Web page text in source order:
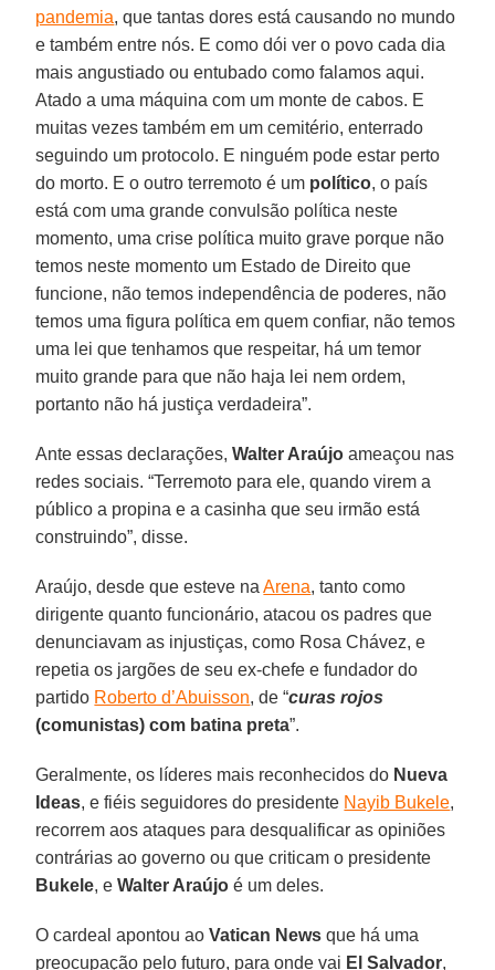
pandemia, que tantas dores está causando no mundo
e também entre nós. E como dói ver o povo cada dia
mais angustiado ou entubado como falamos aqui.
Atado a uma máquina com um monte de cabos. E
muitas vezes também em um cemitério, enterrado
seguindo um protocolo. E ninguém pode estar perto
do morto. E o outro terremoto é um político, o país
está com uma grande convulsão política neste
momento, uma crise política muito grave porque não
temos neste momento um Estado de Direito que
funcione, não temos independência de poderes, não
temos uma figura política em quem confiar, não temos
uma lei que tenhamos que respeitar, há um temor
muito grande para que não haja lei nem ordem,
portanto não há justiça verdadeira”.
Ante essas declarações,Walter Araújo ameaçou nas
redes sociais. “Terremoto para ele, quando virem a
público a propina e a casinha que seu irmão está
construindo”, disse.
Araújo, desde que esteve naArena, tanto como
dirigente quanto funcionário, atacou os padres que
denunciavam as injustiças, como Rosa Chávez, e
repetia os jargões de seu ex-chefe e fundador do
partido Roberto d’Abuisson, de “curas rojos
(comunistas) com batina preta”.
Geralmente, os líderes mais reconhecidos do Nueva
Ideas, e fiéis seguidores do presidente Nayib Bukele,
recorrem aos ataques para desqualificar as opiniões
contrárias ao governo ou que criticam o presidente
Bukele, eWalter Araújo é um deles.
O cardeal apontou aoVatican News que há uma
preocupação pelo futuro, para onde vai El Salvador,